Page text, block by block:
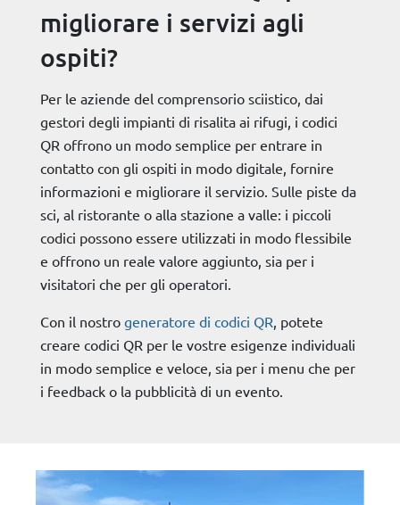
migliorare i servizi agli
ospiti?
Per le aziende del comprensorio sciistico, dai
gestori degli impianti di risalita ai rifugi, i codici
QR offrono un modo semplice per entrare in
contatto con gli ospiti in modo digitale, fornire
informazioni e migliorare il servizio. Sulle piste da
sci, al ristorante o alla stazione a valle: i piccoli
codici possono essere utilizzati in modo flessibile
e offrono un reale valore aggiunto, sia per i
visitatori che per gli operatori.
Con il nostro generatore di codici QR, potete
creare codici QR per le vostre esigenze individuali
in modo semplice e veloce, sia per i menu che per
i feedback o la pubblicità di un evento.